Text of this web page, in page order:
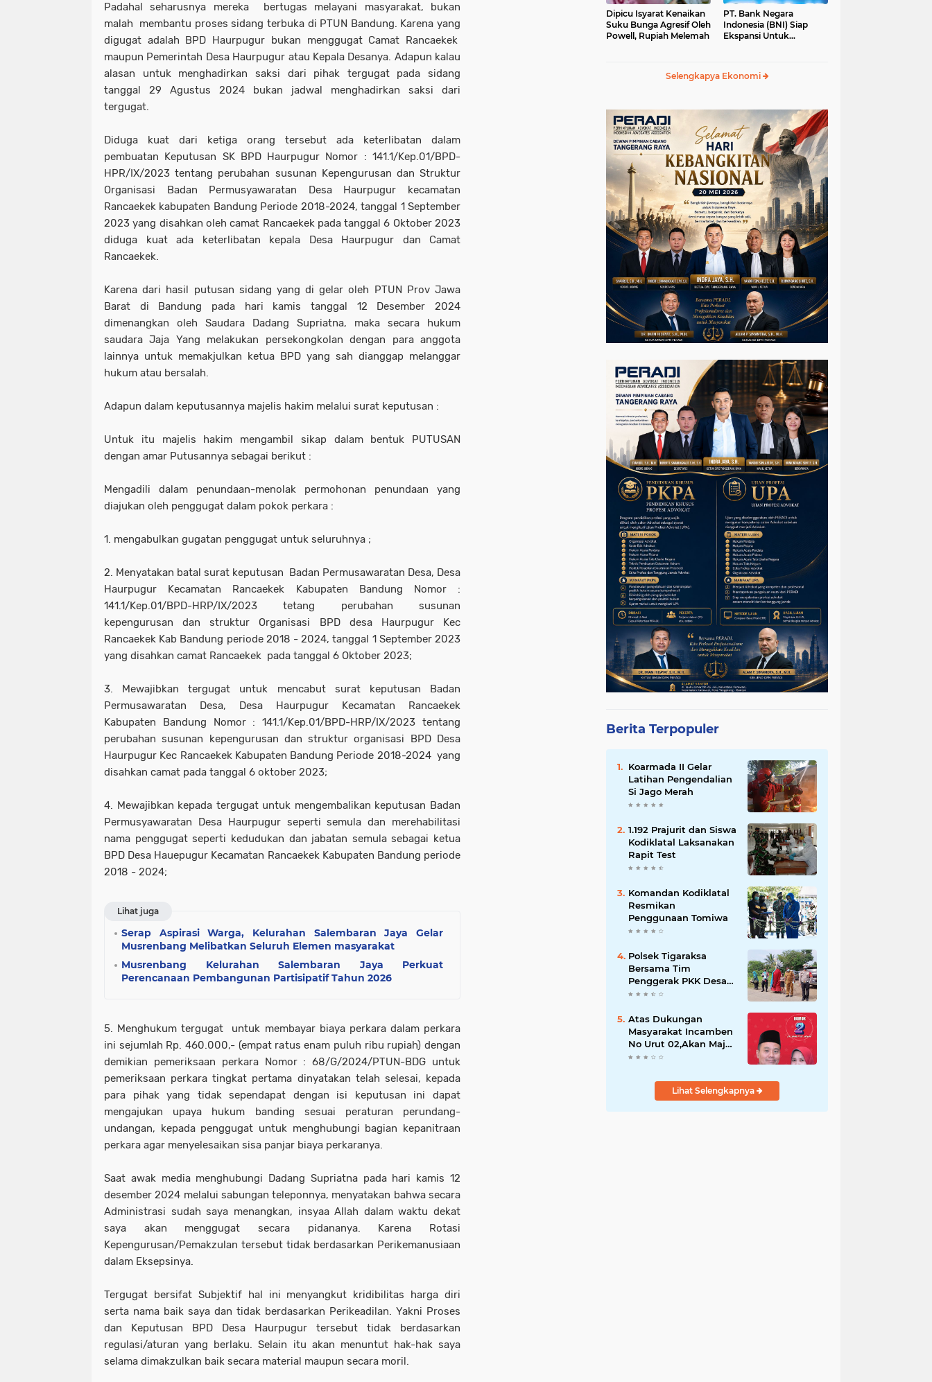
Padahal seharusnya mereka bertugas melayani masyarakat, bukan
malah membantu proses sidang terbuka di PTUN Bandung. Karena yang
digugat adalah BPD Haurpugur bukan menggugat Camat Rancaekek
maupun Pemerintah Desa Haurpugur atau Kepala Desanya. Adapun kalau
alasan untuk menghadirkan saksi dari pihak tergugat pada sidang
tanggal 29 Agustus 2024 bukan jadwal menghadirkan saksi dari
tergugat.
Diduga kuat dari ketiga orang tersebut ada keterlibatan dalam
pembuatan Keputusan SK BPD Haurpugur Nomor : 141.1/Kep.01/BPD-
HPR/IX/2023 tentang perubahan susunan Kepengurusan dan Struktur
Organisasi Badan Permusyawaratan Desa Haurpugur kecamatan
Rancaekek kabupaten Bandung Periode 2018-2024, tanggal 1 September
2023 yang disahkan oleh camat Rancaekek pada tanggal 6 Oktober 2023
diduga kuat ada keterlibatan kepala Desa Haurpugur dan Camat
Rancaekek.
Karena dari hasil putusan sidang yang di gelar oleh PTUN Prov Jawa
Barat di Bandung pada hari kamis tanggal 12 Desember 2024
dimenangkan oleh Saudara Dadang Supriatna, maka secara hukum
saudara Jaja Yang melakukan persekongkolan dengan para anggota
lainnya untuk memakjulkan ketua BPD yang sah dianggap melanggar
hukum atau bersalah.
Adapun dalam keputusannya majelis hakim melalui surat keputusan :
Untuk itu majelis hakim mengambil sikap dalam bentuk PUTUSAN
dengan amar Putusannya sebagai berikut :
Mengadili dalam penundaan-menolak permohonan penundaan yang
diajukan oleh penggugat dalam pokok perkara :
1. mengabulkan gugatan penggugat untuk seluruhnya ;
2. Menyatakan batal surat keputusan Badan Permusawaratan Desa, Desa
Haurpugur Kecamatan Rancaekek Kabupaten Bandung Nomor :
141.1/Kep.01/BPD-HRP/IX/2023 tetang perubahan susunan
kepengurusan dan struktur Organisasi BPD desa Haurpugur Kec
Rancaekek Kab Bandung periode 2018 - 2024, tanggal 1 September 2023
yang disahkan camat Rancaekek pada tanggal 6 Oktober 2023;
3. Mewajibkan tergugat untuk mencabut surat keputusan Badan
Permusawaratan Desa, Desa Haurpugur Kecamatan Rancaekek
Kabupaten Bandung Nomor : 141.1/Kep.01/BPD-HRP/IX/2023 tentang
perubahan susunan kepengurusan dan struktur organisasi BPD Desa
Haurpugur Kec Rancaekek Kabupaten Bandung Periode 2018-2024 yang
disahkan camat pada tanggal 6 oktober 2023;
4. Mewajibkan kepada tergugat untuk mengembalikan keputusan Badan
Permusyawaratan Desa Haurpugur seperti semula dan merehabilitasi
nama penggugat seperti kedudukan dan jabatan semula sebagai ketua
BPD Desa Hauepugur Kecamatan Rancaekek Kabupaten Bandung periode
2018 - 2024;
Lihat juga
Serap Aspirasi Warga, Kelurahan Salembaran Jaya Gelar
Musrenbang Melibatkan Seluruh Elemen masyarakat
Musrenbang Kelurahan Salembaran Jaya Perkuat
Perencanaan Pembangunan Partisipatif Tahun 2026
5. Menghukum tergugat untuk membayar biaya perkara dalam perkara
ini sejumlah Rp. 460.000,- (empat ratus enam puluh ribu rupiah) dengan
demikian pemeriksaan perkara Nomor : 68/G/2024/PTUN-BDG untuk
pemeriksaan perkara tingkat pertama dinyatakan telah selesai, kepada
para pihak yang tidak sependapat dengan isi keputusan ini dapat
mengajukan upaya hukum banding sesuai peraturan perundang-
undangan, kepada penggugat untuk menghubungi bagian kepanitraan
perkara agar menyelesaikan sisa panjar biaya perkaranya.
Saat awak media menghubungi Dadang Supriatna pada hari kamis 12
desember 2024 melalui sabungan teleponnya, menyatakan bahwa secara
Administrasi sudah saya menangkan, insyaa Allah dalam waktu dekat
saya akan menggugat secara pidananya. Karena Rotasi
Kepengurusan/Pemakzulan tersebut tidak berdasarkan Perikemanusiaan
dalam Eksepsinya.
Tergugat bersifat Subjektif hal ini menyangkut kridibilitas harga diri
serta nama baik saya dan tidak berdasarkan Perikeadilan. Yakni Proses
dan Keputusan BPD Desa Haurpugur tersebut tidak berdasarkan
regulasi/aturan yang berlaku. Selain itu akan menuntut hak-hak saya
selama dimakzulkan baik secara material maupun secara moril.
Dipicu Isyarat Kenaikan
Suku Bunga Agresif Oleh
Powell, Rupiah Melemah
PT. Bank Negara
Indonesia (BNI) Siap
Ekspansi Untuk
Selengkapya Ekonomi
Berita Terpopuler
Koarmada II Gelar
Latihan Pengendalian
Si Jago Merah
1.192 Prajurit dan Siswa
Kodiklatal Laksanakan
Rapit Test
Komandan Kodiklatal
Resmikan
Penggunaan Tomiwa
Polsek Tigaraksa
Bersama Tim
Penggerak PKK Desa
Jambe Bagikan
Pengguna Jalan
Atas Dukungan
Masyarakat Incamben
No Urut 02,Akan Maju
Untuk Memajukan
Lihat Selengkapnya